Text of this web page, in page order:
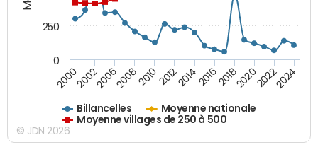
Billancelles
Moyenne nationale
Moyenne villages de 250 à 500
200020022006200820102012201420162018202020222024
0
250
© JDN 2026